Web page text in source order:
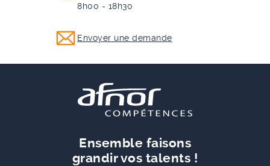
8h00 - 18h30
Envoyer une demande
Ensemble faisons
grandir vos talents !